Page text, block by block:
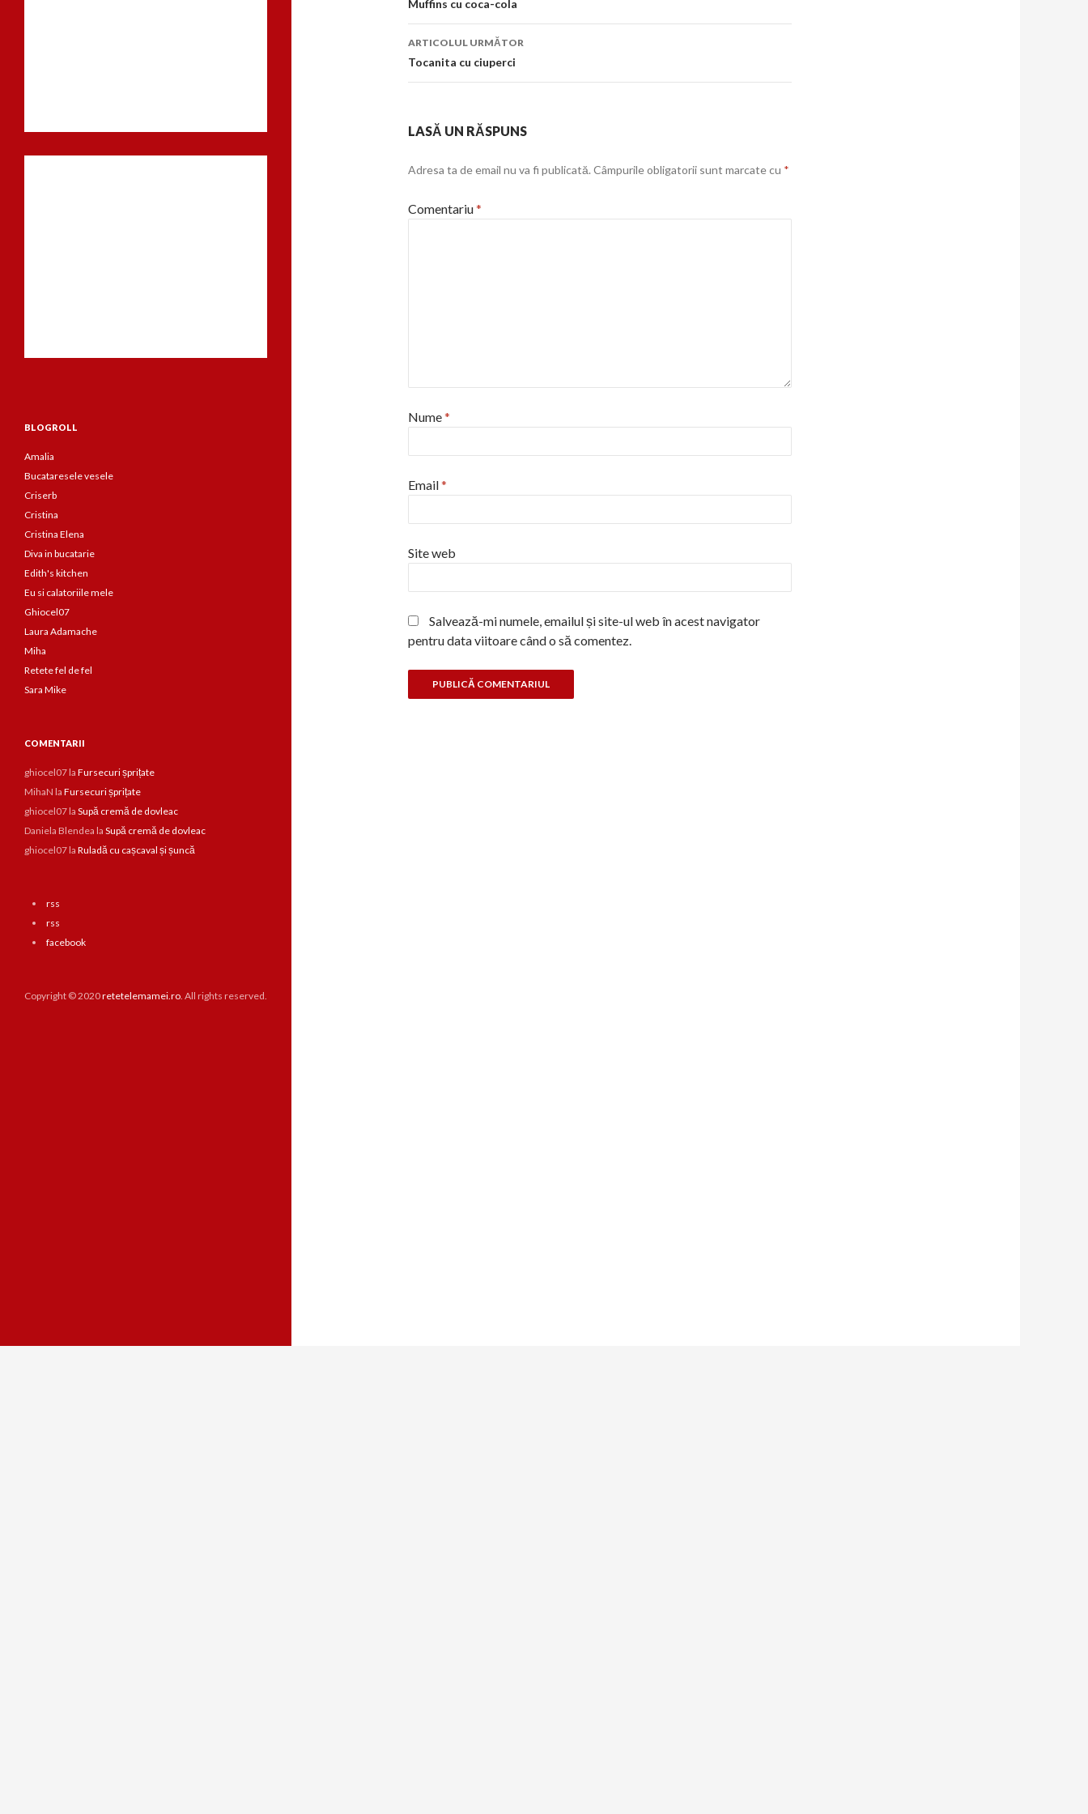
în
articol
Muffins cu coca-cola
ARTICOLUL URMĂTOR
Tocanita cu ciuperci
LASĂ UN RĂSPUNS
Adresa ta de email nu va fi publicată. Câmpurile obligatorii sunt marcate cu *
Comentariu*
Nume*
Email*
Site web
Salvează-mi numele, emailul și site-ul web în acest navigator
pentru data viitoare când o să comentez.
BLOGROLL
Amalia
Bucataresele vesele
Criserb
Cristina
Cristina Elena
Diva in bucatarie
Edith's kitchen
Eu si calatoriile mele
Ghiocel07
Laura Adamache
Miha
Retete fel de fel
Sara Mike
COMENTARII
ghiocel07la Fursecuri șprițate
MihaN la Fursecuri șprițate
ghiocel07la Supă cremă de dovleac
Daniela Blendea la Supă cremă de dovleac
ghiocel07la Ruladă cu cașcaval și șuncă
rss
rss
facebook
Copyright © 2020retetelemamei.ro. All rights reserved.